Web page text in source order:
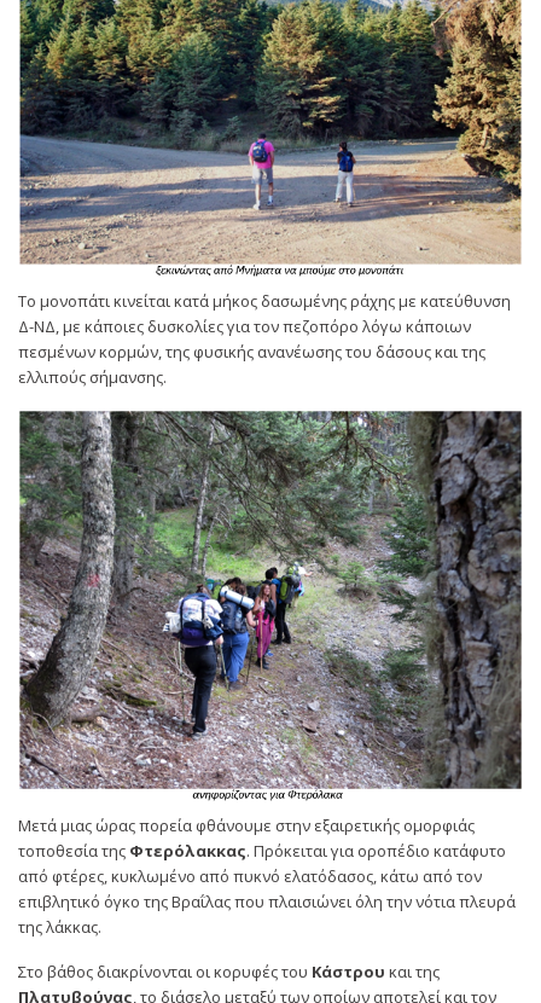
Το μονοπάτι κινείται κατά μήκος δασωμένης ράχης με κατεύθυνση
Δ-ΝΔ, με κάποιες δυσκολίες για τον πεζοπόρο λόγω κάποιων
πεσμένων κορμών, της φυσικής ανανέωσης του δάσους και της
ελλιπούς σήμανσης.
Μετά μιας ώρας πορεία φθάνουμε στην εξαιρετικής ομορφιάς
τοποθεσία της Φτερόλακκας. Πρόκειται για οροπέδιο κατάφυτο
από φτέρες, κυκλωμένο από πυκνό ελατόδασος, κάτω από τον
επιβλητικό όγκο της Βραΐλας που πλαισιώνει όλη την νότια πλευρά
της λάκκας.
Στο βάθος διακρίνονται οι κορυφές του Κάστρου και της
Πλατυβούνας , το διάσελο μεταξύ των οποίων αποτελεί και τον